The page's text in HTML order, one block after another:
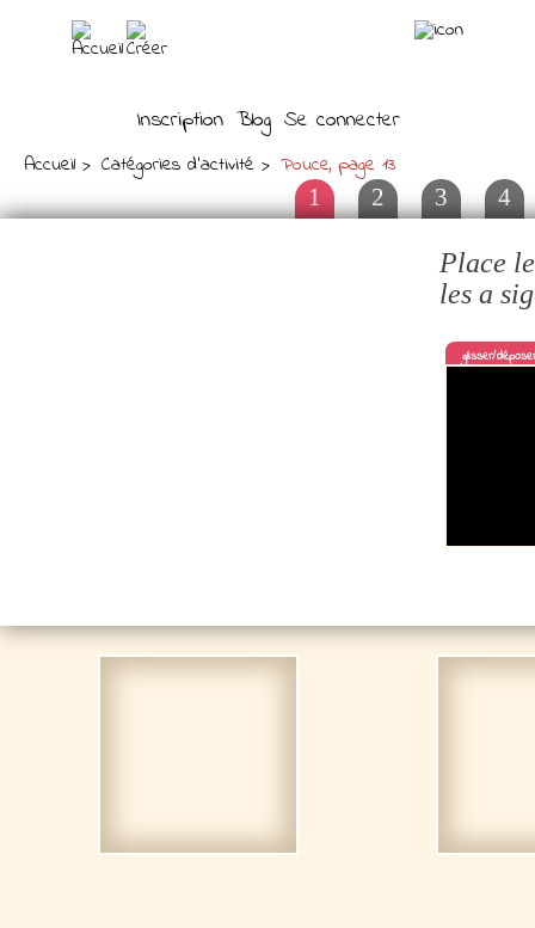
Inscription Blog Se connecter
Accueil Catégories d'activité
Pouce, page 13
1
2 3 4
Place
les a
glisser/déposer